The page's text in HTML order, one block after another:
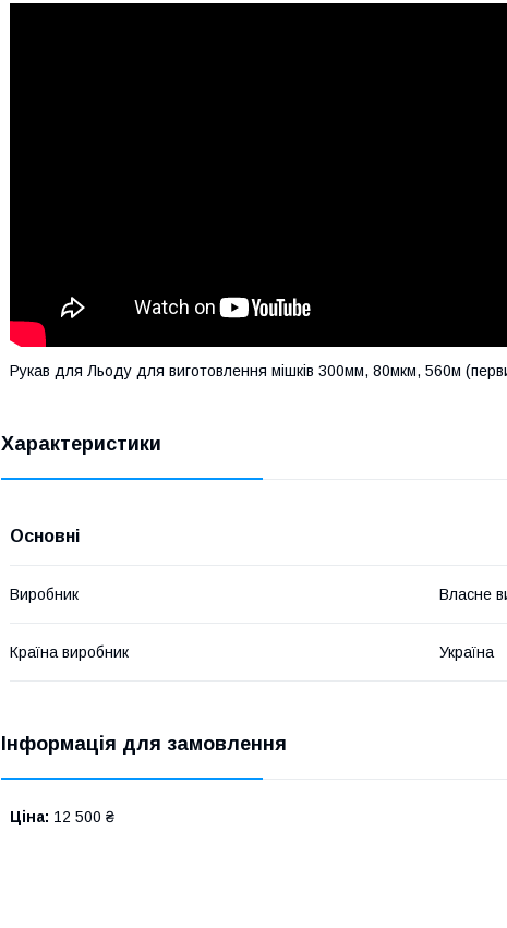
Рукав для Льоду для виготовлення мішків 300мм, 80мкм, 560м
Характеристики
Основні
Виробник Власне
Країна виробник Україна
Інформація для замовлення
Ціна: 12 500 ₴